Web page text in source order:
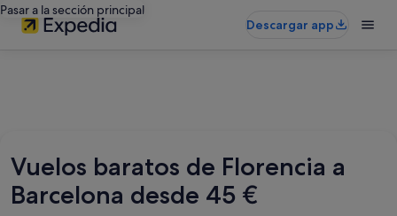
Pasar a la sección principal
Descargar app
Vuelos baratos de Florencia a
Barcelona desde 45 €